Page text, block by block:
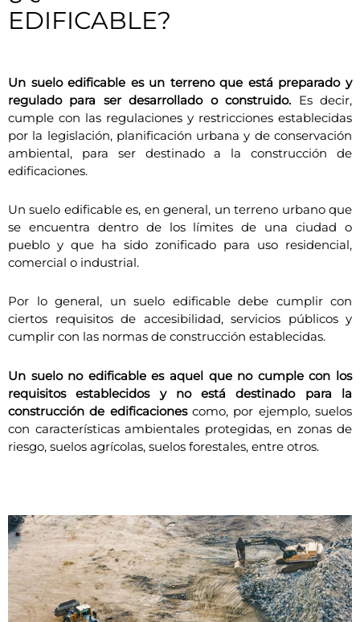
EDIFICABLE?
Un suelo edificable es un terreno que está preparado y
regulado para ser desarrollado o construido. Es decir,
cumple con las regulaciones y restricciones establecidas
por la legislación, planificación urbana y de conservación
ambiental, para ser destinado a la construcción de
edificaciones.
Un suelo edificable es, en general, un terreno urbano que
se encuentra dentro de los límites de una ciudad o
pueblo y que ha sido zonificado para uso residencial,
comercial o industrial.
Por lo general, un suelo edificable debe cumplir con
ciertos requisitos de accesibilidad, servicios públicos y
cumplir con las normas de construcción establecidas.
Un suelo no edificable es aquel que no cumple con los
requisitos establecidos y no está destinado para la
construcción de edificacionescomo, por ejemplo, suelos
con características ambientales protegidas, en zonas de
riesgo, suelos agrícolas, suelos forestales, entre otros.